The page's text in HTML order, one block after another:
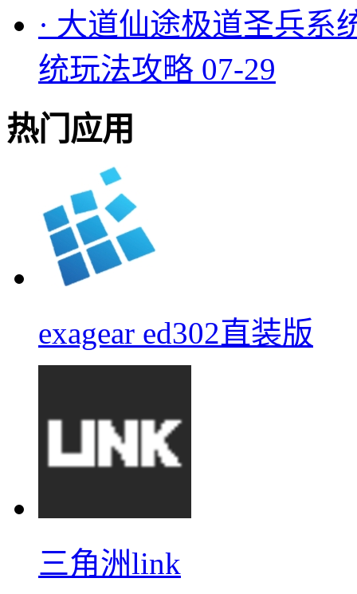
· 大道仙途极道圣兵系
统玩法攻略 07-29
热门应用
exagear ed302直装版
三角洲link